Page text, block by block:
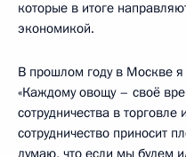
которые в итоге
экономикой.
В прошлом году в Москве я
«Каждому овощу – своё
сотрудничества в
сотрудничество приносит
думаю, что если мы будем